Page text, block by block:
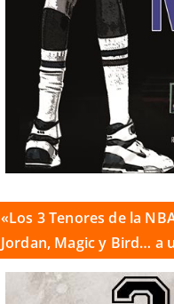
«Los 3 Tenores de la
Jordan, Magic y Bird… a